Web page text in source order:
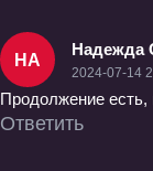
НА
Надежда
2024-07-14
Продолжение есть,
Ответить